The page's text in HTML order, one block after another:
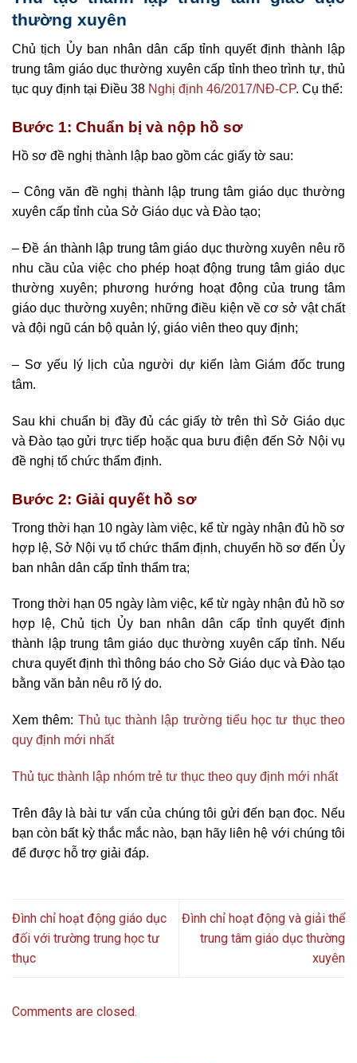
thường xuyên
Chủ tịch Ủy ban nhân dân cấp tỉnh quyết định thành lập
trung tâm giáo dục thường xuyên cấp tỉnh theo trình tự, thủ
tục quy định tại Điều 38 Nghị định 46/2017/NĐ-CP. Cụ thể:
Bước 1: Chuẩn bị và nộp hồ sơ
Hồ sơ đề nghị thành lập bao gồm các giấy tờ sau:
– Công văn đề nghị thành lập trung tâm giáo dục thường
xuyên cấp tỉnh của Sở Giáo dục và Đào tạo;
– Đề án thành lập trung tâm giáo dục thường xuyên nêu rõ
nhu cầu của việc cho phép hoạt động trung tâm giáo dục
thường xuyên; phương hướng hoạt động của trung tâm
giáo dục thường xuyên; những điều kiện về cơ sở vật chất
và đội ngũ cán bộ quản lý, giáo viên theo quy định;
– Sơ yếu lý lịch của người dự kiến làm Giám đốc trung
tâm.
Sau khi chuẩn bị đầy đủ các giấy tờ trên thì Sở Giáo dục
và Đào tạo gửi trực tiếp hoặc qua bưu điện đến Sở Nội vụ
đề nghị tổ chức thẩm định.
Bước 2: Giải quyết hồ sơ
Trong thời hạn 10 ngày làm việc, kể từ ngày nhận đủ hồ sơ
hợp lệ, Sở Nội vụ tổ chức thẩm định, chuyển hồ sơ đến Ủy
ban nhân dân cấp tỉnh thẩm tra;
Trong thời hạn 05 ngày làm việc, kể từ ngày nhận đủ hồ sơ
hợp lệ, Chủ tịch Ủy ban nhân dân cấp tỉnh quyết định
thành lập trung tâm giáo dục thường xuyên cấp tỉnh. Nếu
chưa quyết định thì thông báo cho Sở Giáo dục và Đào tạo
bằng văn bản nêu rõ lý do.
Xem thêm: Thủ tục thành lập trường tiểu học tư thục theo
quy định mới nhất
Thủ tục thành lập nhóm trẻ tư thục theo quy định mới nhất
Trên đây là bài tư vấn của chúng tôi gửi đến bạn đọc. Nếu
bạn còn bất kỳ thắc mắc nào, bạn hãy liên hệ với chúng tôi
để được hỗ trợ giải đáp.
Đình chỉ hoạt động giáo dục
đối với trường trung học tư
thục
Đình chỉ hoạt động và giải thể
trung tâm giáo dục thường
xuyên
Comments are closed.